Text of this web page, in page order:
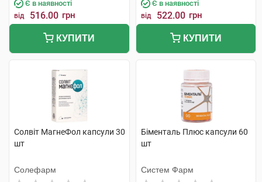
Є в наявності
від 516.00 грн
КУПИТИ
Є в наявності
від 522.00 грн
КУПИТИ
Солвіт МагнеФол капсули 30
шт
Солефарм
Біменталь Плюс капсули 60
шт
Систем Фарм